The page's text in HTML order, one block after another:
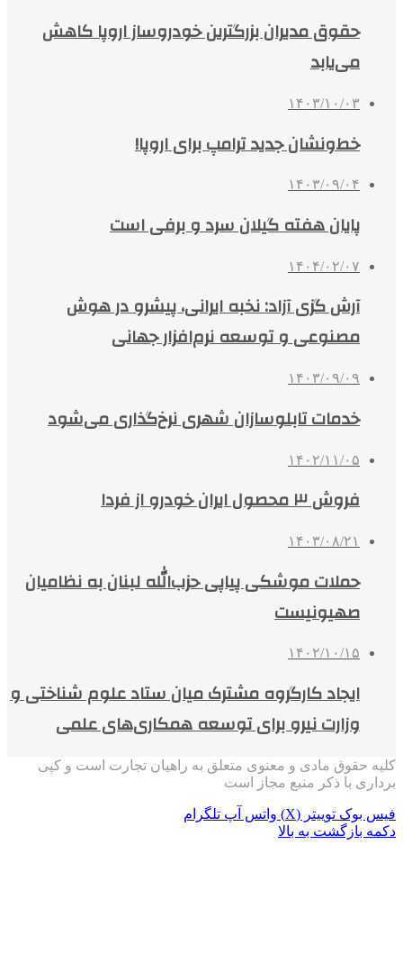
حقوق مدیران بزرگترین خودروساز اروپا کاهش
می‌یابد
۱۴۰۳/۱۰/۰۳
خط‌ونشان جدید ترامپ برای اروپا!
۱۴۰۳/۰۹/۰۴
پایان هفته گیلان سرد و برفی است
۱۴۰۴/۰۲/۰۷
آرش گزی آزاد: نخبه ایرانی، پیشرو در هوش
مصنوعی و توسعه نرم‌افزار جهانی
۱۴۰۳/۰۹/۰۹
خدمات تابلوسازان شهری نرخ‌گذاری می‌شود
۱۴۰۲/۱۱/۰۵
فروش ۳ محصول ایران خودرو از فردا
۱۴۰۳/۰۸/۲۱
حملات موشکی پیاپی حزب‌الله لبنان به نظامیان
صهیونیست
۱۴۰۲/۱۰/۱۵
ایجاد کارگروه مشترک میان ستاد علوم شناختی و
وزارت نیرو برای توسعه همکاری‌های علمی
کلیه حقوق مادی و معنوی متعلق به راهیان تجارت است و کپی
برداری با ذکر منبع مجاز است
فیس بوک توییتر (X) واتس آپ تلگرام
دکمه بازگشت به بالا